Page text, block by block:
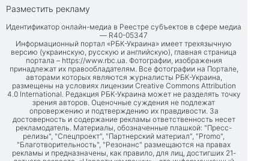
Разместить рекламу
Идентификатор онлайн-медиа в Реестре субъектов в сфере медиа
— R40-05347
Информационный портал «РБК-Украина» имеет трехязычную
версию (украинскую, русскую и английскую), главная страница
портала – https://www.rbc.ua. Фотографии, изображения
принадлежат их правообладателям. Все фотографии на Портале,
авторами которых являются журналисты РБК-Украина,
размещены на условиях лицензии Creative Commons Attribution
4.0 International. Редакция РБК-Украина может не разделять точку
зрения авторов. Оценочные суждения не подлежат
опровержению и подтверждению их правдивости. За
достоверность и содержание рекламы ответственность несет
рекламодатель. Материалы, обозначенные плашкой: "Пресс-
релизы", "Спецпроект", "Партнерский материал", "Promo",
"Благотворительность", "Резонанс" размещаются на правах
рекламы и предназначены, как правило, для лиц, достигших 21-